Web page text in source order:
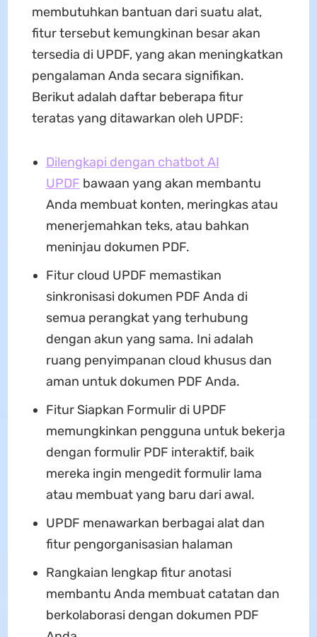
membutuhkan bantuan dari suatu alat,
fitur tersebut kemungkinan besar akan
tersedia di UPDF, yang akan meningkatkan
pengalaman Anda secara signifikan.
Berikut adalah daftar beberapa fitur
teratas yang ditawarkan oleh UPDF:
Dilengkapi dengan chatbot AI
UPDF bawaan yang akan membantu
Anda membuat konten, meringkas atau
menerjemahkan teks, atau bahkan
meninjau dokumen PDF.
Fitur cloud UPDF memastikan
sinkronisasi dokumen PDF Anda di
semua perangkat yang terhubung
dengan akun yang sama. Ini adalah
ruang penyimpanan cloud khusus dan
aman untuk dokumen PDF Anda.
Fitur Siapkan Formulir di UPDF
memungkinkan pengguna untuk bekerja
dengan formulir PDF interaktif, baik
mereka ingin mengedit formulir lama
atau membuat yang baru dari awal.
UPDF menawarkan berbagai alat dan
fitur pengorganisasian halaman
Rangkaian lengkap fitur anotasi
membantu Anda membuat catatan dan
berkolaborasi dengan dokumen PDF